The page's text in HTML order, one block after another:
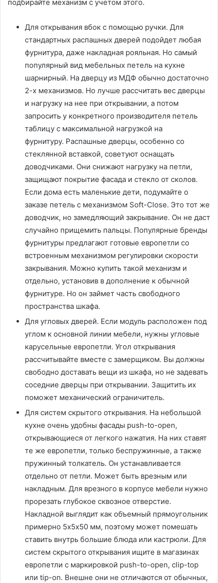
подбирайте механизм с учетом этого.
Для открывания вбок с помощью ручки. Для
стандартных распашных дверей подойдет любая
фурнитура, даже накладная рояльная. Но самый
популярный вид мебельных петель на кухне
шарнирный. На дверцу из МДФ обычно достаточно
2-х механизмов. Но лучше рассчитать вес дверцы
и нагрузку на нее при открывании, а потом
запросить у конкретного производителя петель
таблицу с максимальной нагрузкой на
фурнитуру. Распашные дверцы, особенно со
стеклянной вставкой, советуют оснащать
доводчиками. Они снижают нагрузку на петли,
защищают покрытие фасада и стекло от сколов.
Если дома есть маленькие дети, подумайте о
заказе петель с механизмом Soft-Close. Это тот же
доводчик, но замедляющий закрывание. Он не даст
случайно прищемить пальцы. Популярные бренды
фурнитуры предлагают готовые европетли со
встроенным механизмом регулировки скорости
закрывания. Можно купить такой механизм и
отдельно, установив в дополнение к обычной
фурнитуре. Но он займет часть свободного
пространства шкафа.
Для угловых дверей. Если модуль расположен под
углом к основной линии мебели, нужны угловые
карусельные европетли. Угол открывания
рассчитывайте вместе с замерщиком. Вы должны
свободно доставать вещи из шкафа, но не задевать
соседние дверцы при открывании. Защитить их
поможет механический ограничитель.
Для систем скрытого открывания. На небольшой
кухне очень удобны фасады push-to-open,
открывающиеся от легкого нажатия. На них ставят
те же европетли, только беспружинные, а также
пружинный толкатель. Он устанавливается
отдельно от петли. Может быть врезным или
накладным. Для врезного в корпусе мебели нужно
прорезать глубокое сквозное отверстие.
Накладной выглядит как объемный прямоугольник
примерно 5х5х50 мм, поэтому может помешать
ставить внутрь большие блюда или кастрюли. Для
систем скрытого открывания ищите в магазинах
европетли с маркировкой push-to-open, clip-top
или tip-on. Внешне они не отличаются от обычных,